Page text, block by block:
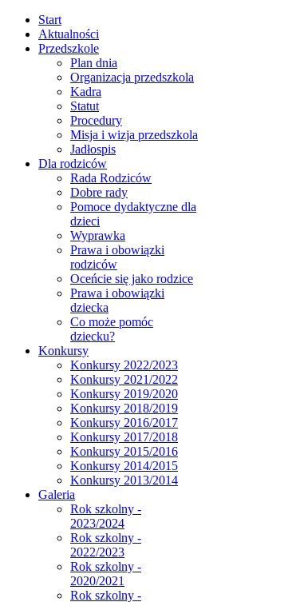
Start
Aktualności
Przedszkole
Plan dnia
Organizacja przedszkola
Kadra
Statut
Procedury
Misja i wizja przedszkola
Jadłospis
Dla rodziców
Rada Rodziców
Dobre rady
Pomoce dydaktyczne dla
dzieci
Wyprawka
Prawa i obowiązki
rodziców
Oceńcie się jako rodzice
Prawa i obowiązki
dziecka
Co może pomóc
dziecku?
Konkursy
Konkursy 2022/2023
Konkursy 2021/2022
Konkursy 2019/2020
Konkursy 2018/2019
Konkursy 2016/2017
Konkursy 2017/2018
Konkursy 2015/2016
Konkursy 2014/2015
Konkursy 2013/2014
Galeria
Rok szkolny -
2023/2024
Rok szkolny -
2022/2023
Rok szkolny -
2020/2021
Rok szkolny -